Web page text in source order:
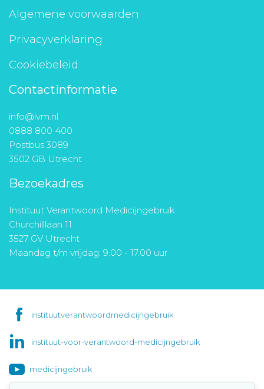
Algemene voorwaarden
Privacyverklaring
Cookiebeleid
Contactinformatie
info@ivm.nl
0888 800 400
Postbus 3089
3502 GB Utrecht
Bezoekadres
Instituut Verantwoord Medicijngebruik
Churchilllaan 11
3527 GV Utrecht
Maandag t/m vrijdag: 9.00 - 17.00 uur
instituutverantwoordmedicijngebruik
instituut-voor-verantwoord-medicijngebruik
medicijngebruik